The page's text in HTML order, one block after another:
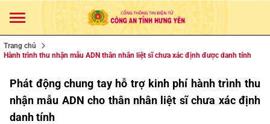
Trang chủ
Hành trình thu nhận mẫu ADN thân nhân liệt sĩ chưa xác định được danh tính
Phát động chung tay hỗ trợ kinh phí hành trình thu
nhận mẫu ADN cho thân nhân liệt sĩ chưa xác định
danh tính